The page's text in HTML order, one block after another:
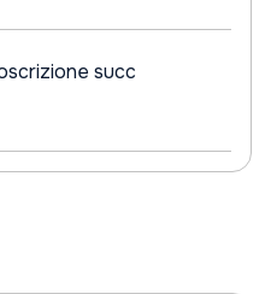
succ